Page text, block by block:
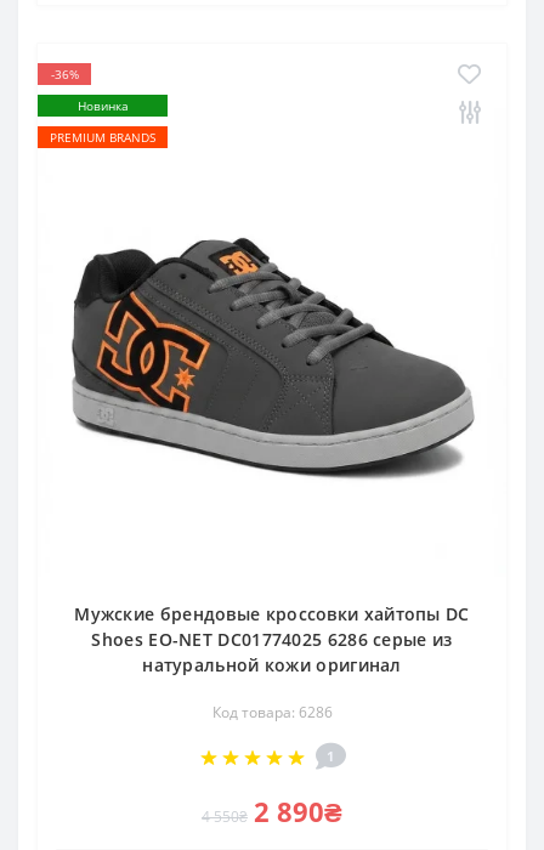
-36%
Новинка
PREMIUM BRANDS
Мужские брендовые кроссовки хайтопы DC
Shoes EO-NET DC01774025 6286 серые из
натуральной кожи оригинал
Код товара: 6286
1
4 550₴ 2 890₴